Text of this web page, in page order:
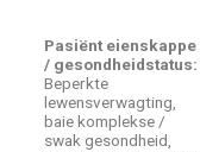
Pasiënt eienskappe
/ gesondheidstatus:
Beperkte
lewensverwagting,
baie komplekse /
swak gesondheid,